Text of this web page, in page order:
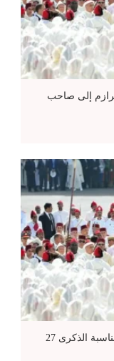
إلى صاحب
تهنئة متدين عبد العزيز إلى صاحب الجلالة بمناسبة الذكرى 27